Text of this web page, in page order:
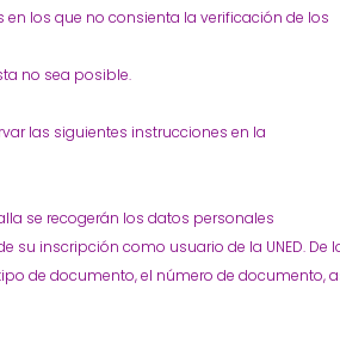
los que no consienta la verificación de los
no sea posible.
las siguientes instrucciones en la
se recogerán los datos personales
inscripción como usuario de la UNED. De
de documento, el número de documento,